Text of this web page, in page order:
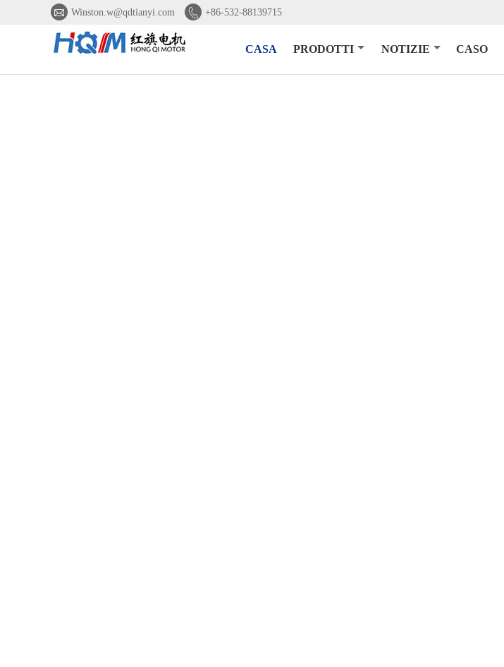
 Winston.w@qdtianyi.com  +86-532-88139715
CASA PRODOTTI NOTIZIE CASO